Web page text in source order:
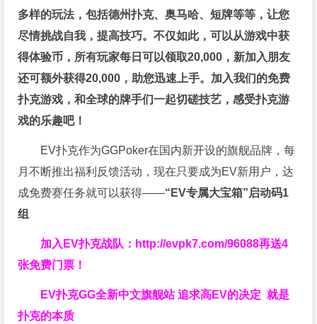
多样的玩法，包括德州扑克、奥马哈、短牌等等，让您
尽情挑战自我，提高技巧。不仅如此，可以从游戏中获
得体验币，所有玩家每日可以领取20,000，新加入朋友
还可额外获得20,000，助您迅速上手。 加入我们的免费
扑克游戏，和全球的牌手们一起切磋技艺，感受扑克游
戏的乐趣吧！
EV扑克作为GGPoker在国内新开设的旗舰品牌，每
月不断推出福利反馈活动，现在只要成为EV新用户，达
成免费赛任务就可以获得——“EV专属大宝箱”启动码1
组
加入EV扑克战队： http://evpk7.com/96088再送4
张免费门票！
EV扑克GG全新中文旗舰站追求高EV的决定就是
扑克的本质